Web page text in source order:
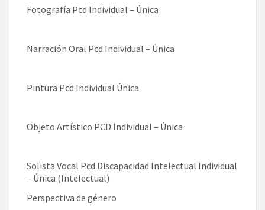
Fotografía Pcd Individual – Única
Narración Oral Pcd Individual – Única
Pintura Pcd Individual Única
Objeto Artístico PCD Individual – Única
Solista Vocal Pcd Discapacidad Intelectual Individual
– Única (Intelectual)
Perspectiva de género